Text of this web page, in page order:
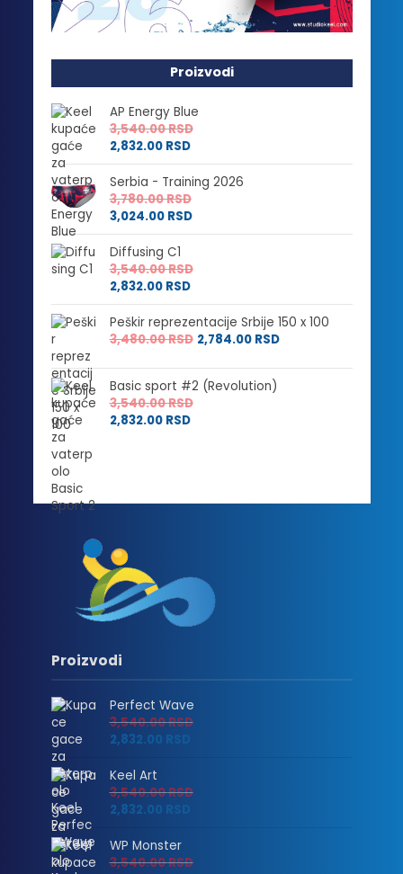
Proizvodi
AP Energy Blue
3,540.00RSD
2,832.00 RSD
Serbia - Training 2026
3,780.00RSD
3,024.00 RSD
Diffusing C1
3,540.00RSD
2,832.00 RSD
Peškir reprezentacije Srbije 150 x 100
3,480.00RSD 2,784.00 RSD
Basic sport #2 (Revolution)
3,540.00RSD
2,832.00 RSD
Proizvodi
Perfect Wave
3,540.00RSD
2,832.00 RSD
Keel Art
3,540.00RSD
2,832.00 RSD
WP Monster
3,540.00RSD